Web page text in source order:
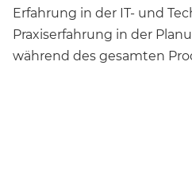
Erfahrung in der IT- und
Praxiserfahrung in der
während des gesamten